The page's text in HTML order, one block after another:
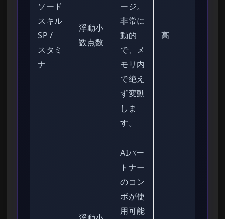
ソード
スキル
SP /
スタミ
ナ
浮動小
数点数
ージ。
非常に
動的
で、メ
モリ内
で絶え
ず変動
しま
す。
高
AIパー
トナー
のコン
ボが使
用可能